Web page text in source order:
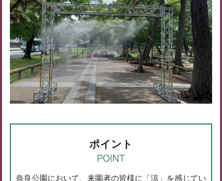
ポイント
奈良公園において、来園者の皆様に「涼」を感じてい